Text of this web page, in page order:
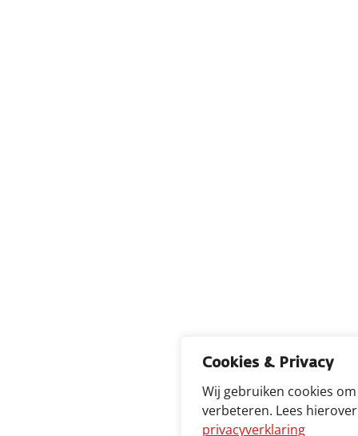
Cookies & Privacy
Wij gebruiken cookies
verbeteren. Lees
privacyverklaring